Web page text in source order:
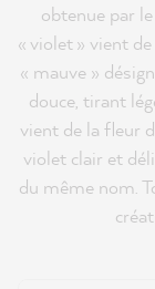
obtenue par
« violet » vient
« mauve »
douce, tirant
vient de la fleur
violet clair et
du même nom.